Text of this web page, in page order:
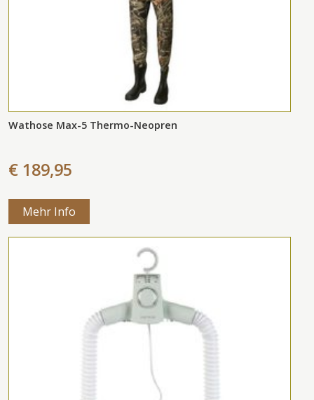
Wathose Max-5 Thermo-Neopren
€ 189,95
Mehr Info